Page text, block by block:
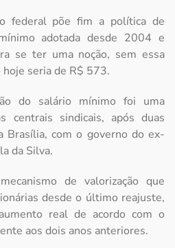
federal põe fim a política de
adotada desde 2004 e
se ter uma noção, sem essa
seria de R$ 573.
do salário mínimo foi uma
centrais sindicais, após duas
Brasília, com o governo do ex-
da Silva.
de valorização que
desde o último reajuste,
real de acordo com o
aos dois anos anteriores.